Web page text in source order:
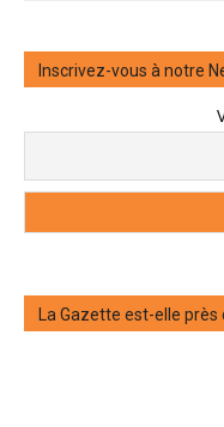
Inscrivez-vous à notre
La Gazette est-elle près